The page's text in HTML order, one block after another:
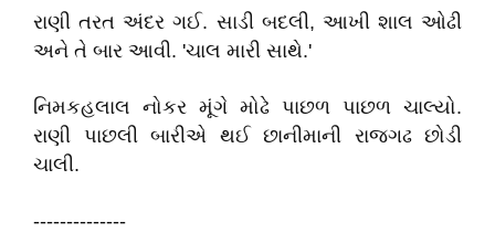
રાણી તરત અંદર ગઈ. સાડી બદલી, આખી શાલ ઓઢી
અને તે બાર આવી. 'ચાલ મારી સાથે.'
નિમકહલાલ નોકર મૂંગે મોઢે પાછળ પાછળ ચાલ્યો.
રાણી પાછલી બારીએ થઈ છાનીમાની રાજગઢ છોડી
ચાલી.
--------------